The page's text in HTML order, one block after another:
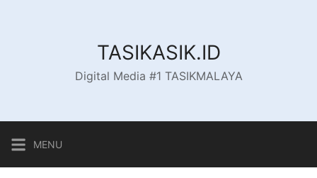
TASIKASIK.ID
Digital Media #1 TASIKMALAYA
MENU